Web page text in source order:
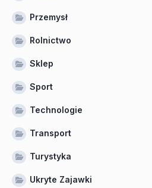
Przemysł
Rolnictwo
Sklep
Sport
Technologie
Transport
Turystyka
Ukryte Zajawki